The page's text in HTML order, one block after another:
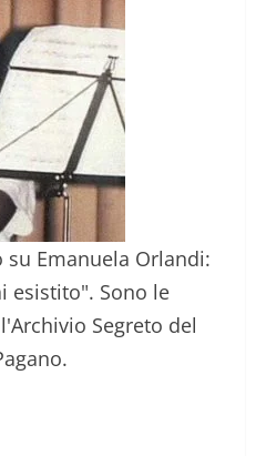
Emanuela Orlandi:
esistito". Sono le
Segreto del